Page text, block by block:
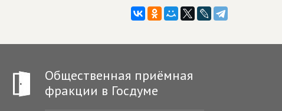
Общественная приёмная
фракции в Госдуме